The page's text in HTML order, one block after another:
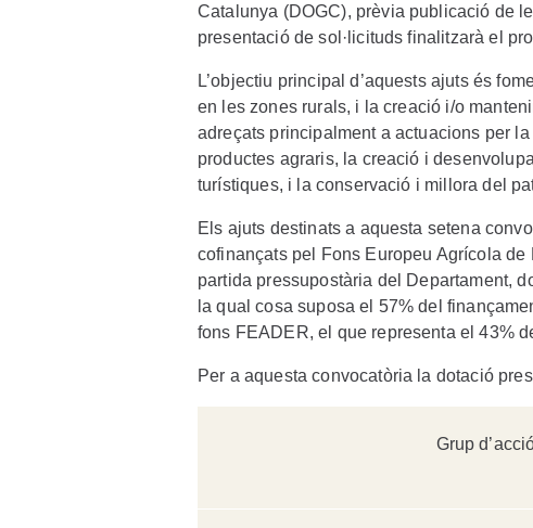
Catalunya (DOGC), prèvia publicació de
presentació de sol·licituds finalitzarà el
L’objectiu principal d’aquests ajuts és
en les zones rurals, i la creació i/o
adreçats principalment a actuacions per
productes agraris, la creació i
turístiques, i la conservació i millora del
Els ajuts destinats a aquesta setena
cofinançats pel Fons Europeu Agrícola
partida pressupostària del Departament,
la qual cosa suposa el 57% del
fons FEADER, el que representa el 43%
Per a aquesta convocatòria la dotació
Grup